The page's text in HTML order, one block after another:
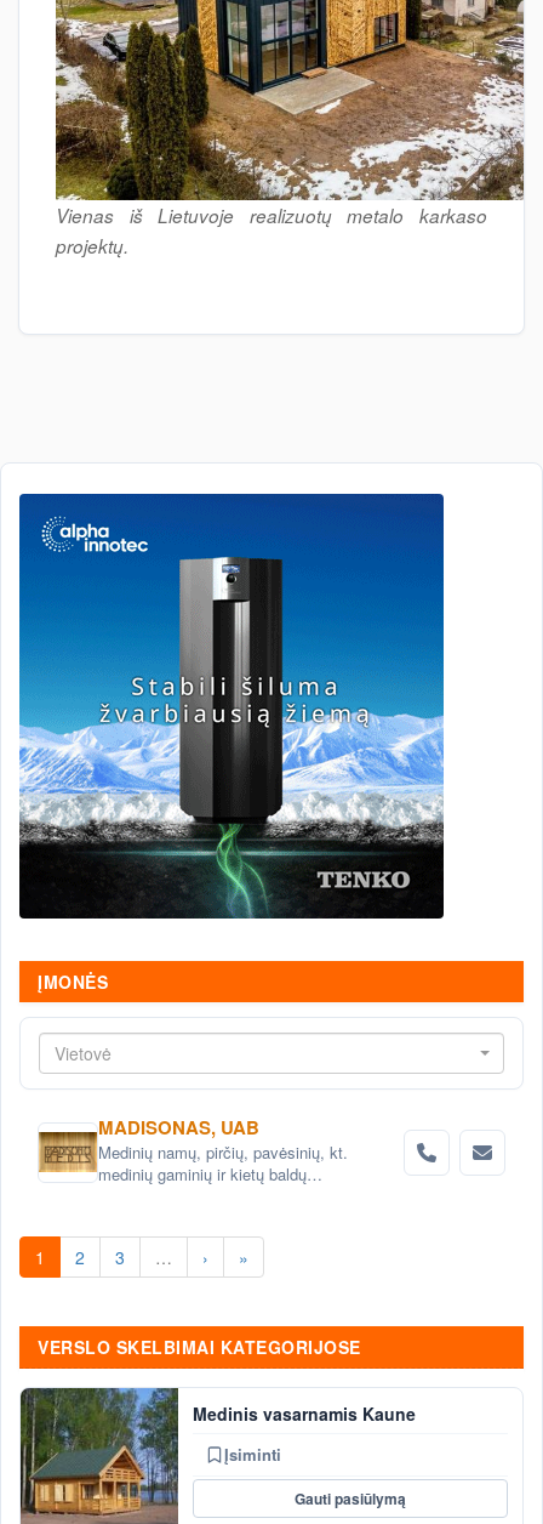
Vienas iš Lietuvoje realizuotų metalo karkaso
projektų.
ĮMONĖS
Vietovė
MADISONAS, UAB
Medinių namų, pirčių, pavėsinių, kt.
medinių gaminių ir kietų baldų
1 2 3 … › »
VERSLO SKELBIMAI KATEGORIJOSE
Medinis vasarnamis Kaune
Įsiminti
Gauti pasiūlymą